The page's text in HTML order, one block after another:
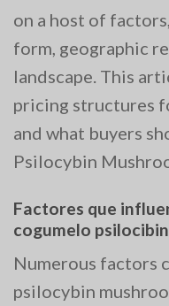
on a host of
form, geographic
landscape. This
pricing structures
and what buyers
Psilocybin
Factores que
cogumelo
Numerous factors
psilocybin